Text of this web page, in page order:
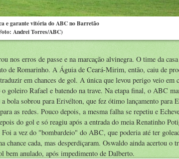
e garante vitória do ABC no Barretão
Andrei Torres/ABC)
erros de passe e na marcação alvinegra. O time da
de Romarinho. A Águia de Ceará-Mirim, então, caiu de
em chances de gol. A única que levou perigo veio em
goleiro Rafael e batendo na trave. Na etapa final, o ABC
bola sobrou para Erivélton, que fez ótimo lançamento para
as redes. Pouco depois, a mesma falha se repetiu e
do gol e só reagiu após a entrada do meia Renatinho
a vez do "bombardeio" do ABC, que poderia até ter
chance cada, mas desperdiçaram. Oswaldo ainda acertou o
bem anulado, após impedimento de Dalberto.